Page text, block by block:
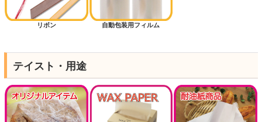
リボン 自動包装用フィルム
テイスト・用途